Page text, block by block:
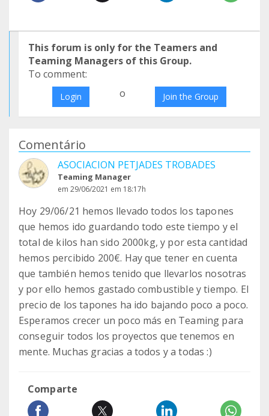
This forum is only for the Teamers and
Teaming Managers of this Group.
To comment:
Login o Join the Group
Comentário
ASOCIACION PETJADES TROBADES
Teaming Manager
em 29/06/2021 em 18:17h
Hoy 29/06/21 hemos llevado todos los tapones
que hemos ido guardando todo este tiempo y el
total de kilos han sido 2000kg, y por esta cantidad
hemos percibido 200€. Hay que tener en cuenta
que también hemos tenido que llevarlos nosotras
y por ello hemos gastado combustible y tiempo. El
precio de los tapones ha ido bajando poco a poco.
Esperamos crecer un poco más en Teaming para
conseguir todos los proyectos que tenemos en
mente. Muchas gracias a todos y a todas :)
Comparte